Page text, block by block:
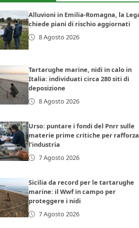
Alluvioni in Emilia-Romagna, la
chiede piani di rischio aggiornati
8 Agosto 2026
Tartarughe marine, nidi in calo in
Italia: individuati circa 280 siti di
deposizione
8 Agosto 2026
Urso: puntare i fondi del Pnrr sulle
materie prime critiche per
l’industria
7 Agosto 2026
Sicilia da record per le tartarughe
marine: il Wwf in campo per
proteggere i nidi
7 Agosto 2026